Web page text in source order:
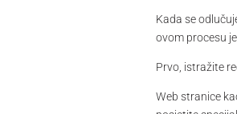
Kada se
ovom procesu
Prvo, istražite
Web stranice